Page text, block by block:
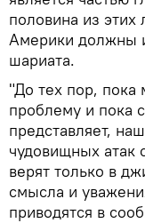
половина из этих
Америки должны
шариата.
"До тех пор,
проблему и пока
представляет,
чудовищных атак
верят только в
смысла и
приводятся в